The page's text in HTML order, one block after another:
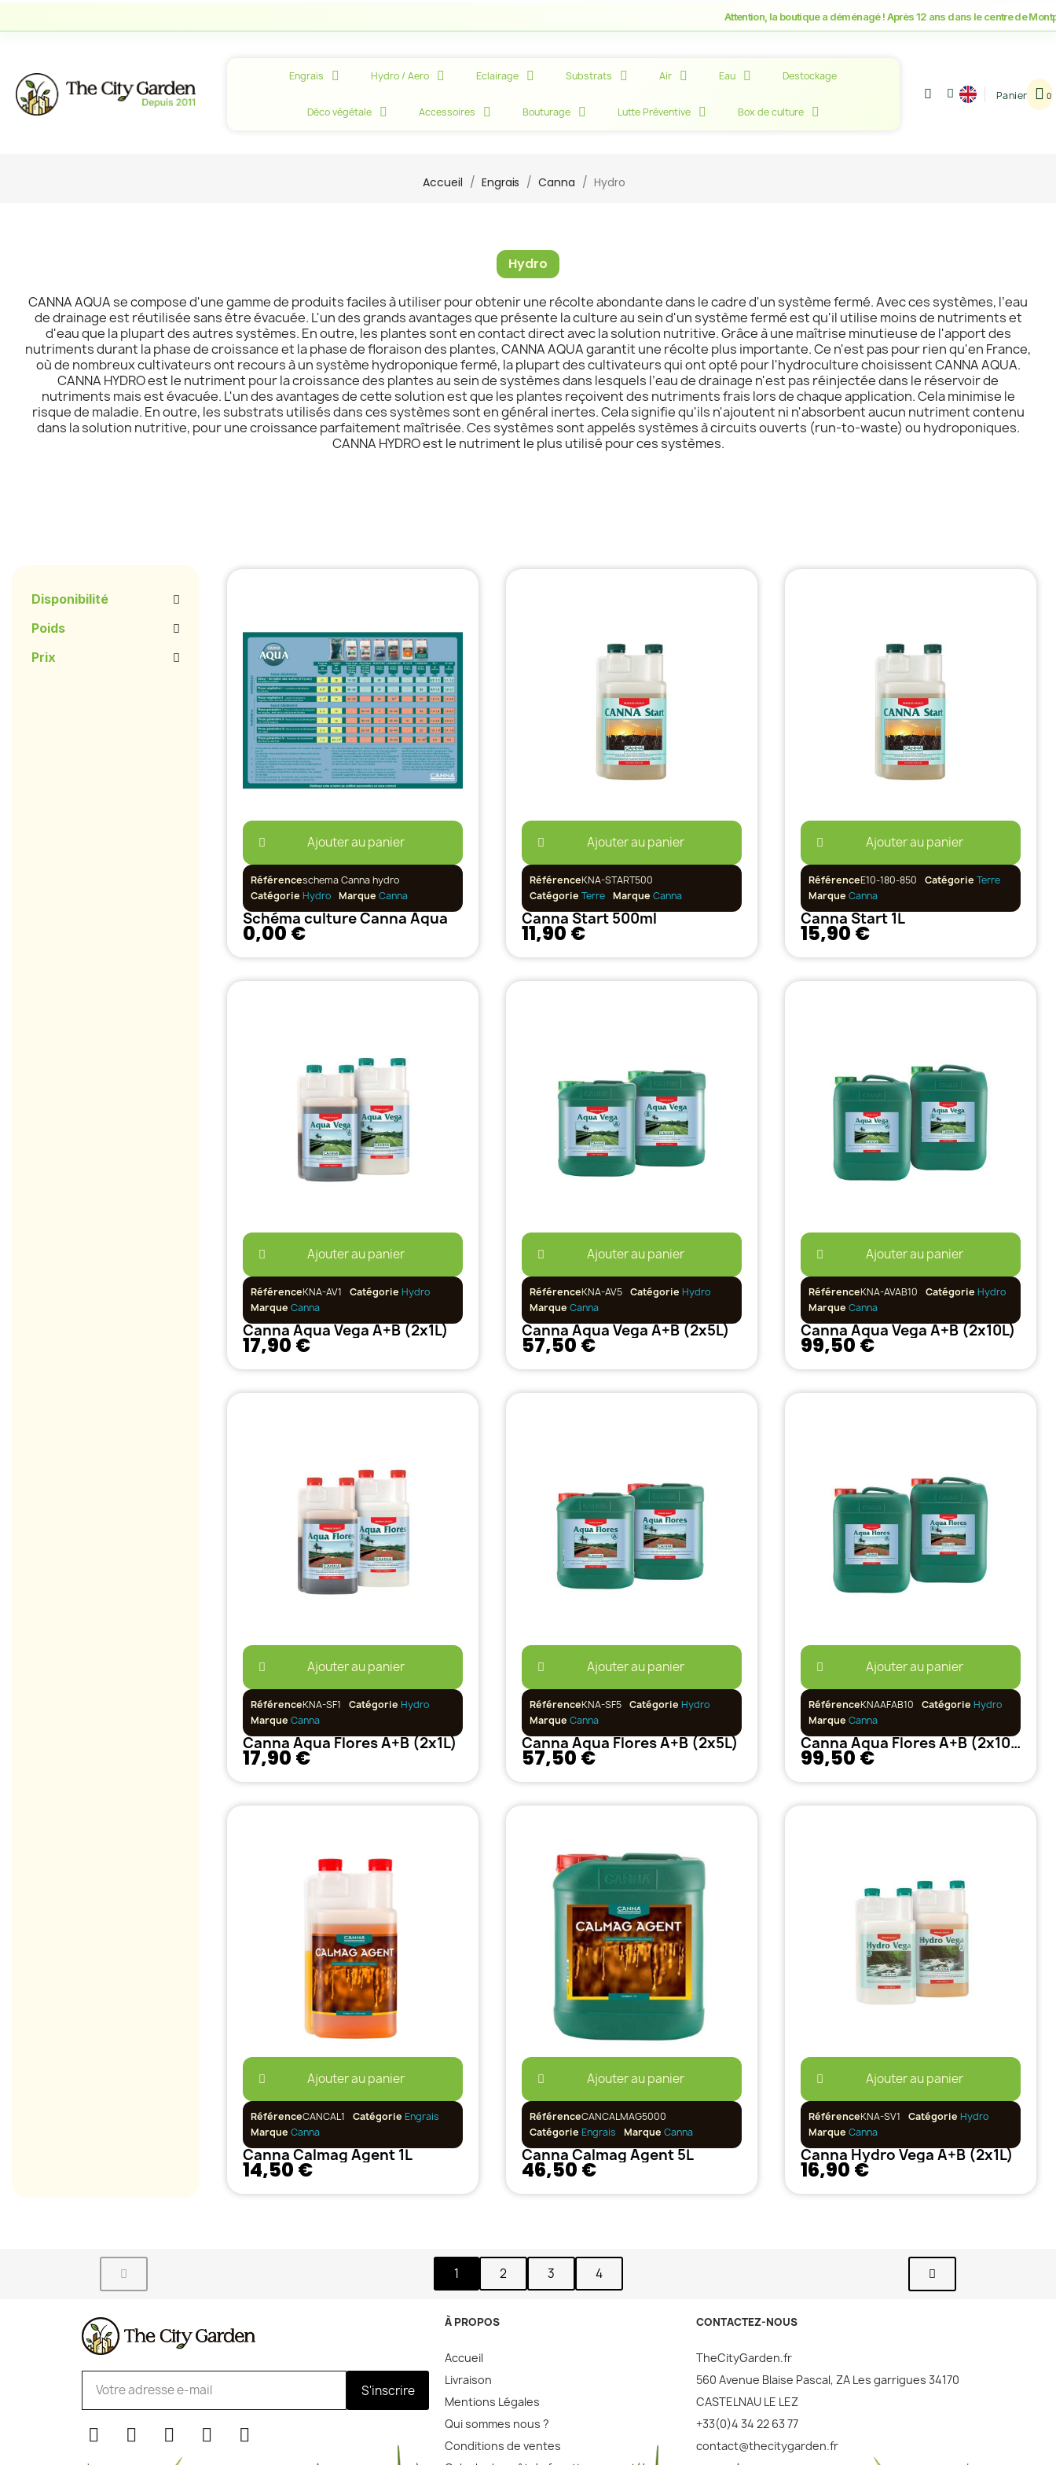
Attention, la boutique a déménagé ! Après 12 ans dans le centre de Montpellier,
Engrais Hydro / Aero Eclairage Substrats Air Eau Destockage
Déco végétale Accessoires Bouturage Lutte Préventive Box de culture
Panier
Accueil Engrais Canna Hydro
Hydro
CANNA AQUA se compose d'une gamme de produits faciles à utiliser pour obtenir une récolte abondante dans le cadre d'un système fermé. Avec ces systèmes, l’eau
de drainage est réutilisée sans être évacuée. L'un des grands avantages que présente la culture au sein d'un système fermé est qu'il utilise moins de nutriments et
d'eau que la plupart des autres systèmes. En outre, les plantes sont en contact direct avec la solution nutritive. Grâce à une maîtrise minutieuse de l'apport des
nutriments durant la phase de croissance et la phase de floraison des plantes, CANNA AQUA garantit une récolte plus importante. Ce n'est pas pour rien qu'en France,
où de nombreux cultivateurs ont recours à un système hydroponique fermé, la plupart des cultivateurs qui ont opté pour l'hydroculture choisissent CANNA AQUA.
CANNA HYDRO est le nutriment pour la croissance des plantes au sein de systèmes dans lesquels l’eau de drainage n'est pas réinjectée dans le réservoir de
nutriments mais est évacuée. L'un des avantages de cette solution est que les plantes reçoivent des nutriments frais lors de chaque application. Cela minimise le
risque de maladie. En outre, les substrats utilisés dans ces systèmes sont en général inertes. Cela signifie qu'ils n'ajoutent ni n'absorbent aucun nutriment contenu
dans la solution nutritive, pour une croissance parfaitement maîtrisée. Ces systèmes sont appelés systèmes à circuits ouverts (run-to-waste) ou hydroponiques.
CANNA HYDRO est le nutriment le plus utilisé pour ces systèmes.
Disponibilité
Poids
Prix
Ajouter au panier
Référenceschema Canna hydro
Catégorie Hydro Marque Canna
Schéma culture Canna Aqua
0,00 €
Ajouter au panier
RéférenceKNA-START500
CatégorieTerre Marque Canna
Canna Start 500ml
11,90 €
Ajouter au panier
RéférenceE10-180-850 CatégorieTerre
Marque Canna
Canna Start 1L
15,90 €
Ajouter au panier
RéférenceKNA-AV1 Catégorie Hydro
Marque Canna
Canna Aqua Vega A+B (2x1L)
17,90 €
Ajouter au panier
RéférenceKNA-AV5 CatégorieHydro
Marque Canna
Canna Aqua Vega A+B (2x5L)
57,50 €
Ajouter au panier
RéférenceKNA-AVAB10 CatégorieHydro
Marque Canna
Canna Aqua Vega A+B (2x10L)
99,50 €
Ajouter au panier
RéférenceKNA-SF1 Catégorie Hydro
Marque Canna
Canna Aqua Flores A+B (2x1L)
17,90 €
Ajouter au panier
RéférenceKNA-SF5 CatégorieHydro
Marque Canna
Canna Aqua Flores A+B (2x5L)
57,50 €
Ajouter au panier
RéférenceKNAAFAB10 CatégorieHydro
Marque Canna
Canna Aqua Flores A+B (2x10L)
99,50 €
Ajouter au panier
RéférenceCANCAL1 Catégorie Engrais
Marque Canna
Canna Calmag Agent 1L
14,50 €
Ajouter au panier
RéférenceCANCALMAG5000
CatégorieEngrais Marque Canna
Canna Calmag Agent 5L
46,50 €
Ajouter au panier
RéférenceKNA-SV1 CatégorieHydro
Marque Canna
Canna Hydro Vega A+B (2x1L)
16,90 €
1 2 3 4
S'inscrire
À PROPOS
Accueil
Livraison
Mentions Légales
Qui sommes nous ?
Conditions de ventes
CONTACTEZ-NOUS
TheCityGarden.fr
560 Avenue Blaise Pascal, ZA Les garrigues 34170
CASTELNAU LE LEZ
+33(0)4 34 22 63 77
contact@thecitygarden.fr